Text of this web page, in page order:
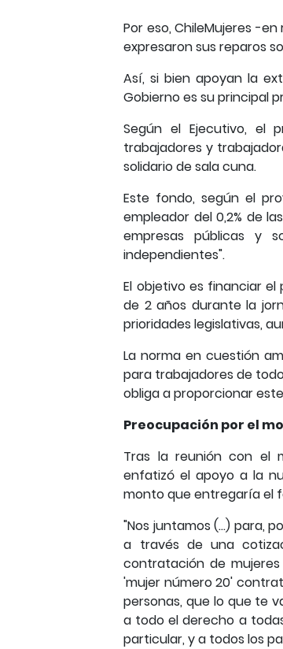
Por eso, ChileMujeres -
expresaron sus reparos
Así, si bien apoyan la
Gobierno es su principal
Según el Ejecutivo, el
trabajadores y
solidario de sala cuna.
Este fondo, según el
empleador del 0,2% de
empresas públicas y
independientes".
El objetivo es financiar
de 2 años durante la
prioridades legislativas,
La norma en cuestión
para trabajadores de
obliga a proporcionar
Preocupación por el
Tras la reunión con el
enfatizó el apoyo a la
monto que entregaría el
"Nos juntamos (...) para,
a través de una
contratación de
'mujer número 20'
personas, que lo que te
a todo el derecho a
particular, y a todos los